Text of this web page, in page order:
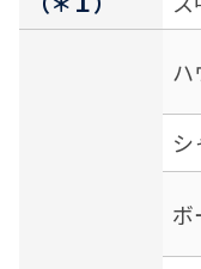
ハ
シ
ボ